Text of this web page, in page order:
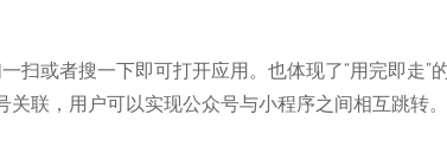
扫或者搜一下即可打开应用。也体现了“用完即走”
联，用户可以实现公众号与小程序之间相互跳转。